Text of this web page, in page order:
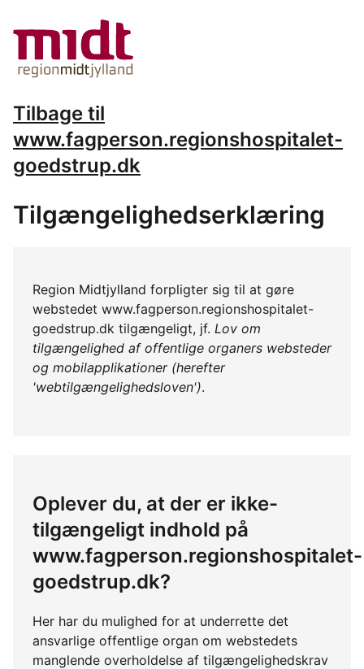
Tilbage til
www.fagperson.regionshospitalet-
goedstrup.dk
Tilgængelighedserklæring
Region Midtjylland forpligter sig til at gøre
webstedet www.fagperson.regionshospitalet-
goedstrup.dk tilgængeligt, jf. Lov om
tilgængelighed af offentlige organers websteder
og mobilapplikationer (herefter
'webtilgængelighedsloven').
Oplever du, at der er ikke-
tilgængeligt indhold på
www.fagperson.regionshospitalet-
goedstrup.dk?
Her har du mulighed for at underrette det
ansvarlige offentlige organ om webstedets
manglende overholdelse af tilgængelighedskrav